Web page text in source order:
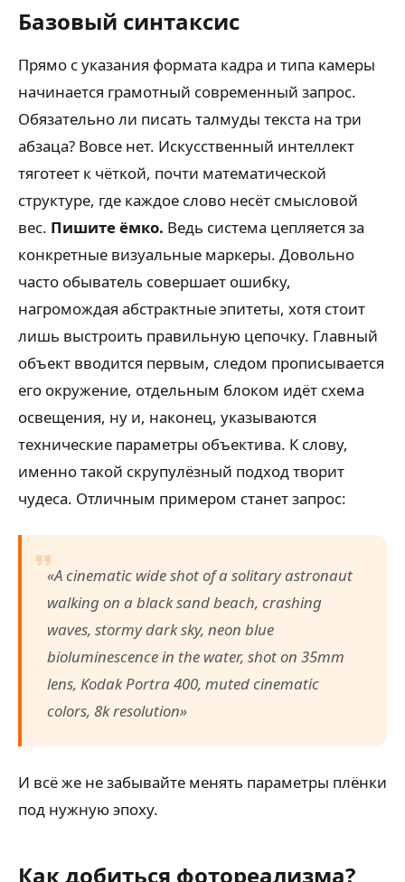
Базовый синтаксис
Прямо с указания формата кадра и типа камеры
начинается грамотный современный запрос.
Обязательно ли писать талмуды текста на три
абзаца? Вовсе нет. Искусственный интеллект
тяготеет к чёткой, почти математической
структуре, где каждое слово несёт смысловой
вес. Пишите ёмко. Ведь система цепляется за
конкретные визуальные маркеры. Довольно
часто обыватель совершает ошибку,
нагромождая абстрактные эпитеты, хотя стоит
лишь выстроить правильную цепочку. Главный
объект вводится первым, следом прописывается
его окружение, отдельным блоком идёт схема
освещения, ну и, наконец, указываются
технические параметры объектива. К слову,
именно такой скрупулёзный подход творит
чудеса. Отличным примером станет запрос:
«A cinematic wide shot of a solitary astronaut
walking on a black sand beach, crashing
waves, stormy dark sky, neon blue
bioluminescence in the water, shot on 35mm
lens, Kodak Portra 400, muted cinematic
colors, 8k resolution»
И всё же не забывайте менять параметры плёнки
под нужную эпоху.
Как добиться фотореализма?